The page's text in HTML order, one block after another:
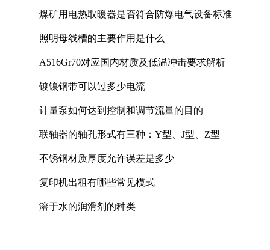
煤矿用电热取暖器是否符合防爆电气设备标准
照明母线槽的主要作用是什么
A516Gr70对应国内材质及低温冲击要求解析
镀镍钢带可以过多少电流
计量泵如何达到控制和调节流量的目的
联轴器的轴孔形式有三种：Y型、J型、Z型
不锈钢材质厚度允许误差是多少
复印机出租有哪些常见模式
溶于水的润滑剂的种类